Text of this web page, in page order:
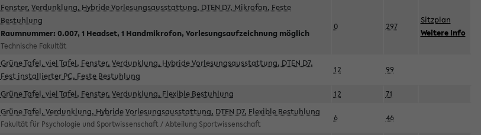
Fenster, Verdunklung, Hybride Vorlesungsausstattung, DTEN D7, Mikrofon, Feste
Bestuhlung
Raumnummer: 0.007, 1 Headset, 1 Handmikrofon, Vorlesungsaufzeichnung möglich
Technische Fakultät
0 297
Sitzplan
Weitere Info
Grüne Tafel, viel Tafel, Fenster, Verdunklung, Hybride Vorlesungsausstattung, DTEN D7,
Fest installierter PC, Feste Bestuhlung
12 99
Grüne Tafel, viel Tafel, Fenster, Verdunklung, Flexible Bestuhlung 12 71
Grüne Tafel, Verdunklung, Hybride Vorlesungsausstattung, DTEN D7, Flexible Bestuhlung
Fakultät für Psychologie und Sportwissenschaft / Abteilung Sportwissenschaft
6 46